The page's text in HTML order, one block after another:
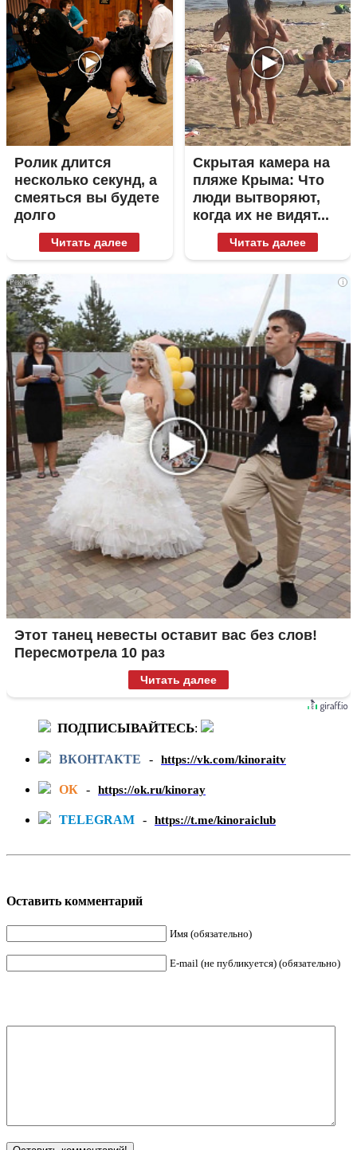
Ролик длится
несколько секунд, а
смеяться вы будете
долго
Читать далее
Скрытая камера на
пляже Крыма: Что
люди вытворяют,
когда их не видят...
Читать далее
i
Этот танец невесты оставит вас без слов!
Пересмотрела 10 раз
Читать далее
ПОДПИСЫВАЙТЕСЬ:
ВКОНТАКТЕ - https://vk.com/kinoraitv
ОК - https://ok.ru/kinoray
TELEGRAM - https://t.me/kinoraiclub
Оставить комментарий
Имя (обязательно)
E-mail (не публикуется) (обязательно)